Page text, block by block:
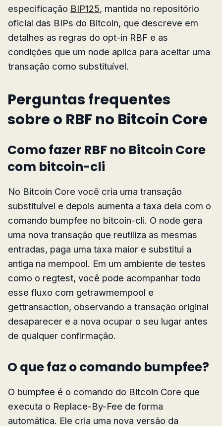
especificação BIP125, mantida no repositório
oficial das BIPs do Bitcoin, que descreve em
detalhes as regras do opt-in RBF e as
condições que um node aplica para aceitar uma
transação como substituível.
Perguntas frequentes
sobre o RBF no Bitcoin Core
Como fazer RBF no Bitcoin Core
com bitcoin-cli
No Bitcoin Core você cria uma transação
substituível e depois aumenta a taxa dela com o
comando bumpfee no bitcoin-cli. O node gera
uma nova transação que reutiliza as mesmas
entradas, paga uma taxa maior e substitui a
antiga na mempool. Em um ambiente de testes
como o regtest, você pode acompanhar todo
esse fluxo com getrawmempool e
gettransaction, observando a transação original
desaparecer e a nova ocupar o seu lugar antes
de qualquer confirmação.
O que faz o comando bumpfee?
O bumpfee é o comando do Bitcoin Core que
executa o Replace-By-Fee de forma
automática. Ele cria uma nova versão da